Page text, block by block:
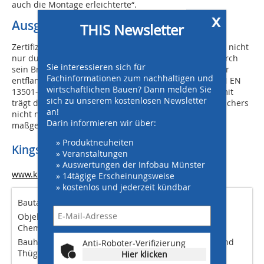
auch die Montage erleichterte“.
Ausgezeichnetes Brandverhalten
Zertifiziert vom FM Global, zeichnet sich der Quadcore nicht
nur durch seine Dämmfunktion aus, sondern auch durch
sein Brandverhalten. Er ist nach DIN 4102-1 als schwer
entflammbar eingestuft und weist zusätzlich nach DIN EN
13501-1 eine sehr geringe Rauchentwicklung auf. Damit
trägt das System bei der Realisierung des Batteriespeichers
nicht nur zur Energieeffizienz, sondern zugleich auch
maßgeblich zum Gebäudeerhalt bei.
Kingspan GmbH
www.kingspan.de
Bautafel
Objekt: Neubau eines Batteriespeichergebäudes in
Chemnitz
Bauherr: eins energie in sachsen (eins), Chemnitz, und
Thüga Erneuerbare Energien (THEE), Hamburg
x
THIS Newsletter
Sie interessieren sich für
Fachinformationen zum nachhaltigen und
wirtschaftlichen Bauen? Dann melden Sie
sich zu unserem kostenlosen Newsletter
an!
Darin informieren wir über:
» Produktneuheiten
» Veranstaltungen
» Auswertungen der Infobau Münster
» 14tägige Erscheinungsweise
» kostenlos und jederzeit kündbar
Anti-Roboter-Verifizierung
Hier klicken